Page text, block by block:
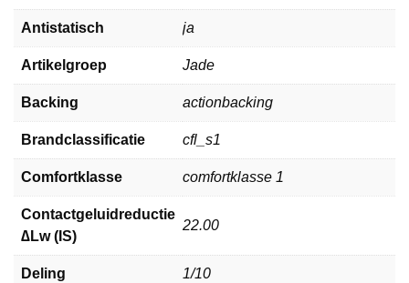
Antistatisch ja
Artikelgroep Jade
Backing actionbacking
Brandclassificatie cfl_s1
Comfortklasse comfortklasse 1
Contactgeluidreductie
∆Lw (IS)
22.00
Deling 1/10